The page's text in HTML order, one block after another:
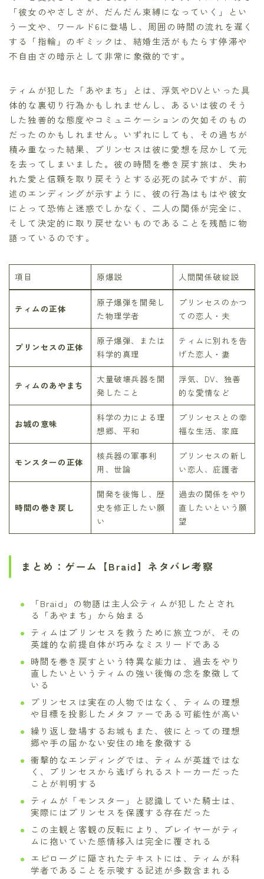
「彼女のやさしさが、だんだん束縛になっていく」とい
う一文や、ワールド6に登場し、周囲の時間の流れを遅く
する「指輪」のギミックは、結婚生活がもたらす停滞や
不自由さの暗示として非常に象徴的です。
ティムが犯した「あやまち」とは、浮気やDVといった具
体的な裏切り行為かもしれませんし、あるいは彼のそう
した独善的な態度やコミュニケーションの欠如そのもの
だったのかもしれません。いずれにしても、その過ちが
積み重なった結果、プリンセスは彼に愛想を尽かして元
を去ってしまいました。彼の時間を巻き戻す旅は、失わ
れた愛と信頼を取り戻そうとする必死の試みですが、前
述のエンディングが示すように、彼の行為はもはや彼女
にとって恐怖と迷惑でしかなく、二人の関係が完全に、
そして決定的に取り戻せないものであることを残酷に物
語っているのです。
項目 原爆説 人間関係破綻説
ティムの正体
原子爆弾を開発し
た物理学者
プリンセスのかつ
ての恋人・夫
プリンセスの正体
原子爆弾、または
科学的真理
ティムに別れを告
げた恋人・妻
ティムのあやまち
大量破壊兵器を開
発したこと
浮気、DV、独善
的な愛情など
お城の意味
科学の力による理
想郷、平和
プリンセスとの幸
福な生活、家庭
モンスターの正体
核兵器の軍事利
用、世論
プリンセスの新し
い恋人、庇護者
時間の巻き戻し
開発を後悔し、歴
史を修正したい願
い
過去の関係をやり
直したいという願
望
まとめ：ゲーム【Braid】ネタバレ考察
「Braid」の物語は主人公ティムが犯したとされ
る「あやまち」から始まる
ティムはプリンセスを救うために旅立つが、その
英雄的な前提自体が巧みなミスリードである
時間を巻き戻すという特異な能力は、過去をやり
直したいというティムの強い後悔の念を象徴して
いる
プリンセスは実在の人物ではなく、ティムの理想
や目標を投影したメタファーである可能性が高い
繰り返し登場するお城もまた、彼にとっての理想
郷や手の届かない安住の地を象徴する
衝撃的なエンディングでは、ティムが英雄ではな
く、プリンセスから逃げられるストーカーだった
ことが判明する
ティムが「モンスター」と認識していた騎士は、
実際にはプリンセスを保護する存在だった
この主観と客観の反転により、プレイヤーがティ
ムに抱いていた感情移入は完全に覆される
エピローグに隠されたテキストには、ティムが科
学者であることを示唆する記述が多数含まれる